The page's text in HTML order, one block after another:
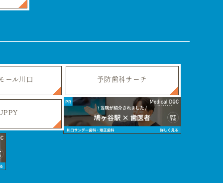
ール川口 予防歯科サーチ